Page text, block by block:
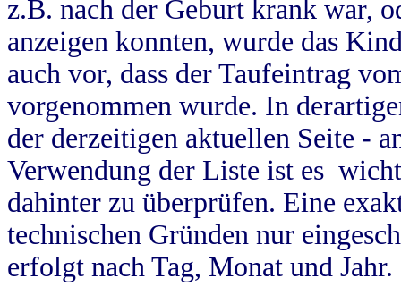
z.B. nach der Geburt krank war,
anzeigen konnten, wurde das
auch vor, dass der Taufeintrag
vorgenommen wurde. In
der derzeitigen aktuellen Seite -
Verwendung der Liste ist es
dahinter zu überprüfen. Eine
technischen Gründen nur
erfolgt nach Tag, Monat und Jahr.